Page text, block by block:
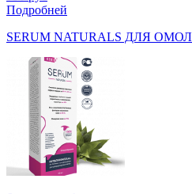
Подробней
SERUM NATURALS ДЛЯ